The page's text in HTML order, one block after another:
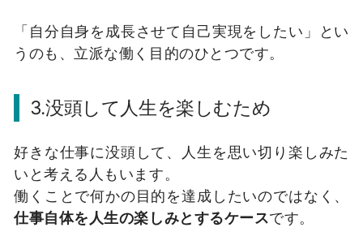
「自分自身を成長させて自己実現をしたい」とい
うのも、立派な働く目的のひとつです。
3.没頭して人生を楽しむため
好きな仕事に没頭して、人生を思い切り楽しみた
いと考える人もいます。
働くことで何かの目的を達成したいのではなく、
仕事自体を人生の楽しみとするケースです。